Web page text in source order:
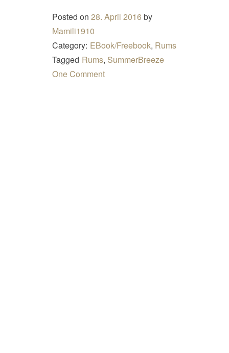
Posted on 28. April 2016 by
Mamili1910
Category: EBook/Freebook, Rums
Tagged Rums, SummerBreeze
One Comment